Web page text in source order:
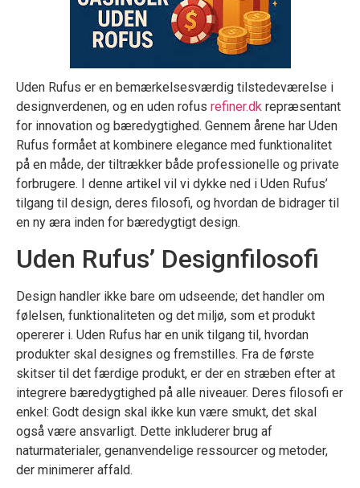
Uden Rufus er en bemærkelsesværdig tilstedeværelse i
designverdenen, og en uden rofus refiner.dk repræsentant
for innovation og bæredygtighed. Gennem årene har Uden
Rufus formået at kombinere elegance med funktionalitet
på en måde, der tiltrækker både professionelle og private
forbrugere. I denne artikel vil vi dykke ned i Uden Rufus’
tilgang til design, deres filosofi, og hvordan de bidrager til
en ny æra inden for bæredygtigt design.
Uden Rufus’ Designfilosofi
Design handler ikke bare om udseende; det handler om
følelsen, funktionaliteten og det miljø, som et produkt
opererer i. Uden Rufus har en unik tilgang til, hvordan
produkter skal designes og fremstilles. Fra de første
skitser til det færdige produkt, er der en stræben efter at
integrere bæredygtighed på alle niveauer. Deres filosofi er
enkel: Godt design skal ikke kun være smukt, det skal
også være ansvarligt. Dette inkluderer brug af
naturmaterialer, genanvendelige ressourcer og metoder,
der minimerer affald.